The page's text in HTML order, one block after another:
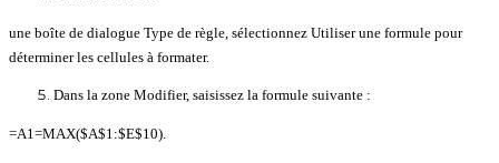
une boîte de dialogue Type de règle, sélectionnez Utiliser une formule pour
déterminer les cellules à formater.
Dans la zone Modifier, saisissez la formule suivante :
=A1=MAX($A$1:$E$10).